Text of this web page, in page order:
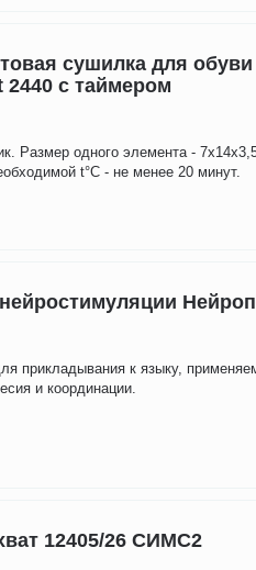
сушилка для обуви
2440 с таймером
Размер одного элемента -
t°C - не менее 20 минут.
прикладывания к языку,
и координации.
12405/26 СИМС2